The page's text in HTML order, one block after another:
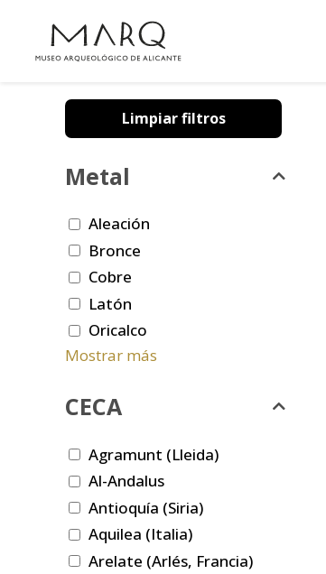
Limpiar filtros
Metal
Aleación
Bronce
Cobre
Latón
Oricalco
Mostrar más
CECA
Agramunt (Lleida)
Al-Andalus
Antioquía (Siria)
Aquilea (Italia)
Arelate (Arlés, Francia)